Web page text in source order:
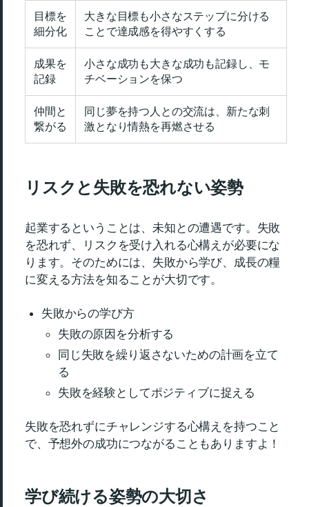
目標を
細分化
大きな目標も小さなステップに分ける
ことで達成感を得やすくする
成果を
記録
小さな成功も大きな成功も記録し、モ
チベーションを保つ
仲間と
繋がる
同じ夢を持つ人との交流は、新たな刺
激となり情熱を再燃させる
リスクと失敗を恐れない姿勢
起業するということは、未知との遭遇です。失敗
を恐れず、リスクを受け入れる心構えが必要にな
ります。そのためには、失敗から学び、成長の糧
に変える方法を知ることが大切です。
失敗からの学び方
失敗の原因を分析する
同じ失敗を繰り返さないための計画を立て
る
失敗を経験としてポジティブに捉える
失敗を恐れずにチャレンジする心構えを持つこと
で、予想外の成功につながることもありますよ！
学び続ける姿勢の大切さ